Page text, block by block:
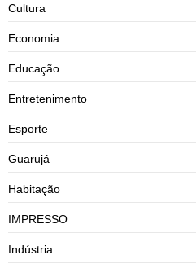
Cultura
Economia
Educação
Entretenimento
Esporte
Guarujá
Habitação
IMPRESSO
Indústria